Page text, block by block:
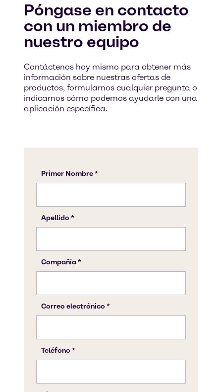
Póngase en contacto
con un miembro de
nuestro equipo
Contáctenos hoy mismo para obtener más
información sobre nuestras ofertas de
productos, formularnos cualquier pregunta o
indicarnos cómo podemos ayudarle con una
aplicación específica.